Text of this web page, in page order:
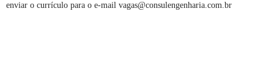
enviar o currículo para o e-mail vagas@consulengenharia.com.br